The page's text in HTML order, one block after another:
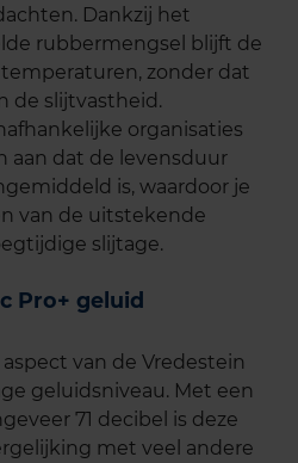
Dankzij het
rubbermengsel blijft de
zonder dat
de slijtvastheid.
organisaties
aan dat de levensduur
is, waardoor je
van de uitstekende
slijtage.
Pro+ geluid
van de Vredestein
geluidsniveau. Met een
71 decibel is deze
met veel andere